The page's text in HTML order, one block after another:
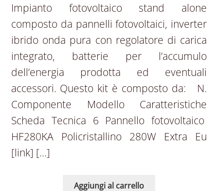
Impianto fotovoltaico stand alone
composto da pannelli fotovoltaici, inverter
ibrido onda pura con regolatore di carica
integrato, batterie per l’accumulo
dell’energia prodotta ed eventuali
accessori. Questo kit è composto da: N.
Componente Modello Caratteristiche
Scheda Tecnica 6 Pannello fotovoltaico
HF280KA Policristallino 280W Extra Eu
[link] […]
Aggiungi al carrello